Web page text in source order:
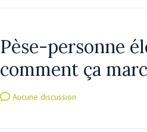
Pèse-personne
comment ça
Aucune discussion